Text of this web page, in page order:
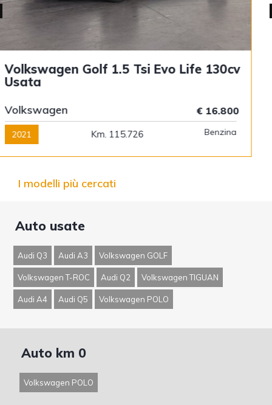
Volkswagen Golf 1.5 Tsi Ehybrid 50
Years 204cv Dsg Usata
Volkswagen € 34.800
2025 Km. 12.100 Ibrida Benzina
I modelli più cercati
Auto usate
Audi Q3 Audi A3 Volkswagen GOLF
Volkswagen T-ROC Audi Q2 Volkswagen TIGUAN
Audi A4 Audi Q5 Volkswagen POLO
Auto km 0
Volkswagen POLO